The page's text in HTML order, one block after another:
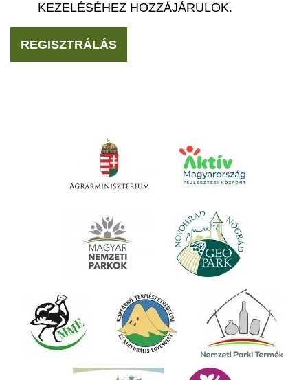
KEZELÉSÉHEZ HOZZÁJÁRULOK.
REGISZTRÁLÁS